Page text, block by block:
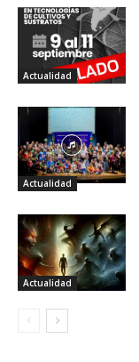
Actualidad
Actualidad
Actualidad